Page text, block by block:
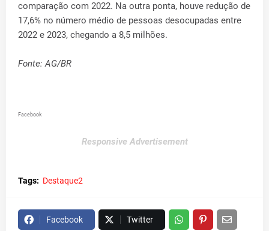
comparação com 2022. Na outra ponta, houve redução de
17,6% no número médio de pessoas desocupadas entre
2022 e 2023, chegando a 8,5 milhões.
Fonte: AG/BR
Facebook
Responsive Advertisement
Tags: Destaque2
Facebook Twitter